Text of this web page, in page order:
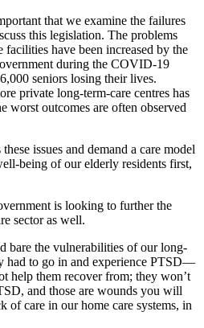
that we examine the failures
this legislation. The problems
have been increased by the
during the COVID-19
seniors losing their lives.
private long-term-care centres has
worst outcomes are often observed
issues and demand a care model
being of our elderly residents first,
is looking to further the
sector as well.
bare the vulnerabilities of our long-
had to go in and experience PTSD—
help them recover from; they won’t
and those are wounds you will
of care in our home care systems, in